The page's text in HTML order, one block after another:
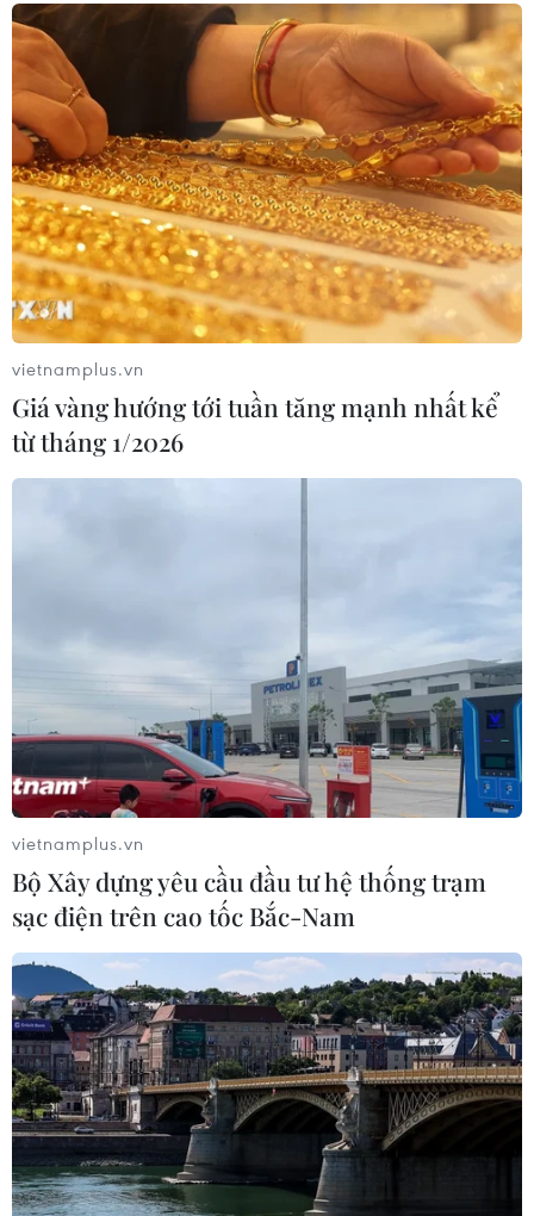
Mỹ can thiệp khẩn cấp, ngăn
Israel mở rộng đòn trừng phạt
Hezbollah
07/08/2026 02:31
Syria: Nổ xe buýt gần thủ đô
Damascus khiến 2 người chết và 13
người bị thương
07/08/2026 00:50
Lực lượng Houthi tấn công quân đội
Yemen, ít nhất 45 binh sỹ thương
vong
06/08/2026 23:57
vietnamplus.vn
Giá vàng hướng tới tuần tăng mạnh nhất kể
từ tháng 1/2026
vietnamplus.vn
Bộ Xây dựng yêu cầu đầu tư hệ thống trạm
sạc điện trên cao tốc Bắc-Nam